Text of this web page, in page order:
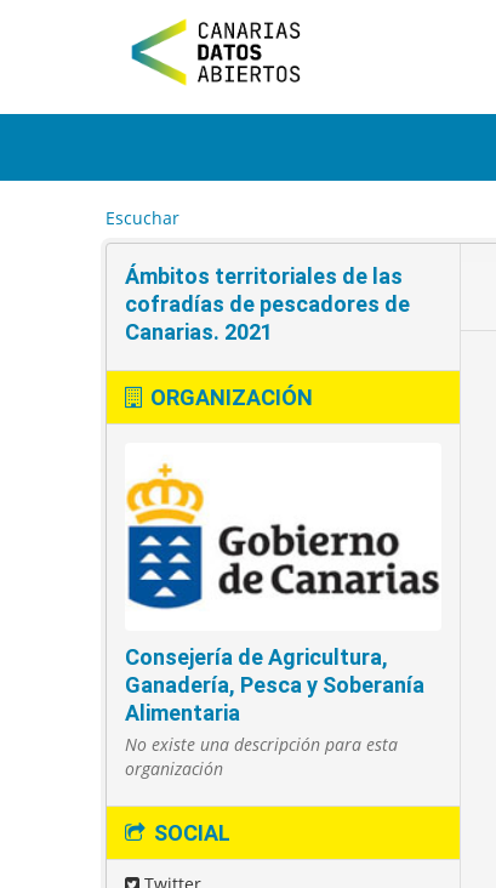
t
Escuchar
Ámbitos territoriales de las
cofradías de pescadores de
Canarias. 2021
ORGANIZACIÓN
Consejería de Agricultura,
Ganadería, Pesca y Soberanía
Alimentaria
No existe una descripción para esta
organización
SOCIAL